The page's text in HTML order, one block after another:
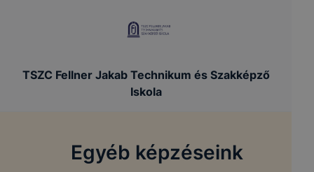
TSZC Fellner Jakab Technikum és Szakképző
Iskola
Egyéb képzéseink